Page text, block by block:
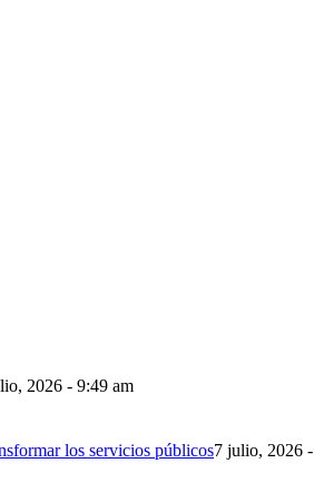
2026 - 9:49 am
los servicios públicos7 julio, 2026 -